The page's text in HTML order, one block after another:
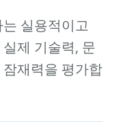
실용적이고
제 기술력, 문
재력을 평가합